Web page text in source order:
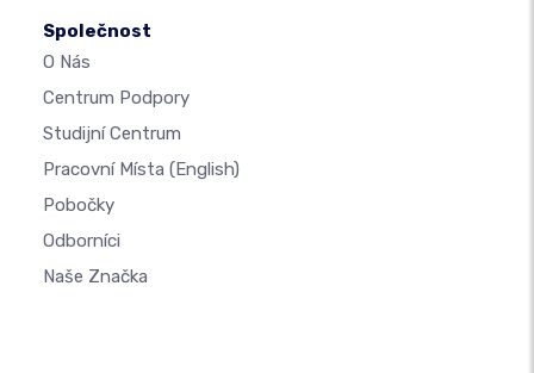
Společnost
O Nás
Centrum Podpory
Studijní Centrum
Pracovní Místa (English)
Pobočky
Odborníci
Naše Značka